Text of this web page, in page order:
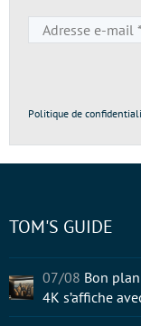
Politique de
TOM'S GUIDE
07/08 Bon
4K s’affiche